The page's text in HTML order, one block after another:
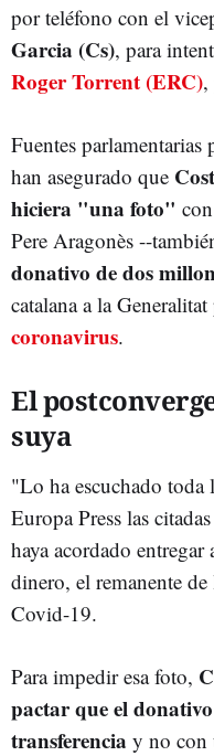
por teléfono con el
Garcia (Cs), para
Roger Torrent (ERC),
Fuentes parlamentarias
han asegurado que
hiciera "una foto"
Pere Aragonès --
donativo de dos
catalana a la
coronavirus.
El
suya
"Lo ha escuchado toda
Europa Press las
haya acordado entregar
dinero, el remanente
Covid-19.
Para impedir esa foto,
pactar que el
transferencia y no con